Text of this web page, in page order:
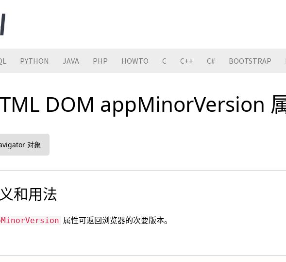
PYTHON JAVA PHP HOWTO C C++ C# BOOTSTRAP
DOM appMinorVersion
对象
和用法
属性可返回浏览器的次要版本。